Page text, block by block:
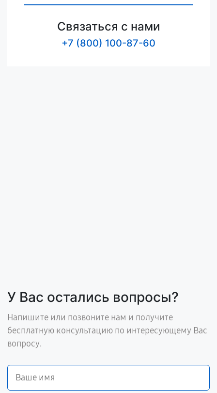
Связаться с нами
+7 (800) 100-87-60
У Вас остались вопросы?
Напишите или позвоните нам и получите
бесплатную консультацию по интересующему Вас
вопросу.